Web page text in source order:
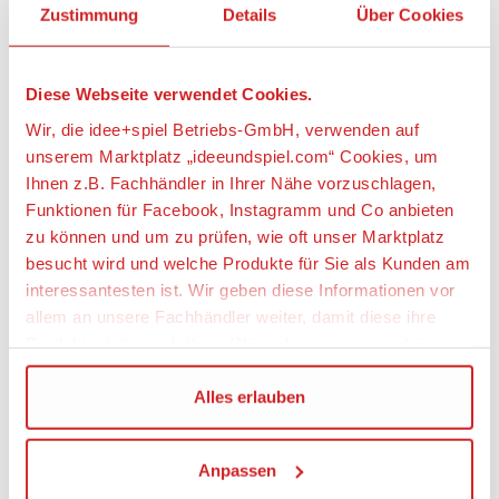
Zustimmung Details Über Cookies
Diese Webseite verwendet Cookies.
Wir, die idee+spiel Betriebs-GmbH, verwenden auf
unserem Marktplatz „ideeundspiel.com“ Cookies, um
Ihnen z.B. Fachhändler in Ihrer Nähe vorzuschlagen,
Funktionen für Facebook, Instagramm und Co anbieten
zu können und um zu prüfen, wie oft unser Marktplatz
besucht wird und welche Produkte für Sie als Kunden am
interessantesten ist. Wir geben diese Informationen vor
allem an unsere Fachhändler weiter, damit diese ihre
Wir verwenden den Google Tag Manager um weitere
Dienste einzubinden.
Wenn Sie auf „Alles erlauben“, klicken, werden ein Teil
Alles erlauben
Anpassen
Geländeeinsatz mit den robusten Reifen des Pick-
• Der Helikopter ist über 4 cm hoch, 15 cm lang und
8 cm breit
• Der Pick-Up ist über 7 cm hoch, 18 cm lang und 7
cm breit
Artikeleigenschaften:
Anzahl Teile
223
Geeignetes Alter
Ab 7 Jahre
Angaben zur Produktsicherheit: